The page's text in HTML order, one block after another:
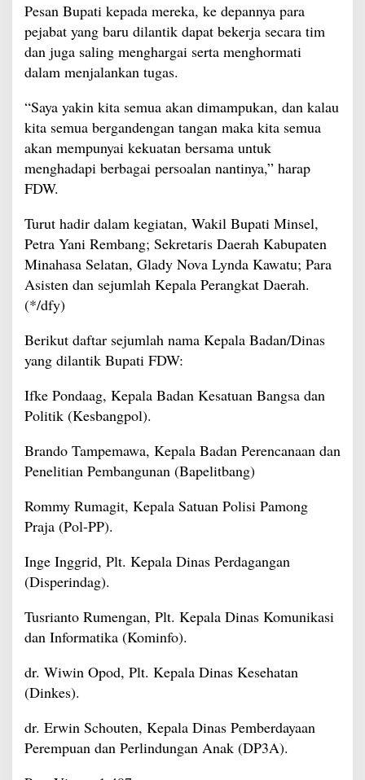
Pesan Bupati kepada mereka, ke depannya para
pejabat yang baru dilantik dapat bekerja secara tim
dan juga saling menghargai serta menghormati
dalam menjalankan tugas.
“Saya yakin kita semua akan dimampukan, dan kalau
kita semua bergandengan tangan maka kita semua
akan mempunyai kekuatan bersama untuk
menghadapi berbagai persoalan nantinya,” harap
FDW.
Turut hadir dalam kegiatan, Wakil Bupati Minsel,
Petra Yani Rembang; Sekretaris Daerah Kabupaten
Minahasa Selatan, Glady Nova Lynda Kawatu; Para
Asisten dan sejumlah Kepala Perangkat Daerah.
(*/dfy)
Berikut daftar sejumlah nama Kepala Badan/Dinas
yang dilantik Bupati FDW:
Ifke Pondaag, Kepala Badan Kesatuan Bangsa dan
Politik (Kesbangpol).
Brando Tampemawa, Kepala Badan Perencanaan dan
Penelitian Pembangunan (Bapelitbang)
Rommy Rumagit, Kepala Satuan Polisi Pamong
Praja (Pol-PP).
Inge Inggrid, Plt. Kepala Dinas Perdagangan
(Disperindag).
Tusrianto Rumengan, Plt. Kepala Dinas Komunikasi
dan Informatika (Kominfo).
dr. Wiwin Opod, Plt. Kepala Dinas Kesehatan
(Dinkes).
dr. Erwin Schouten, Kepala Dinas Pemberdayaan
Perempuan dan Perlindungan Anak (DP3A).